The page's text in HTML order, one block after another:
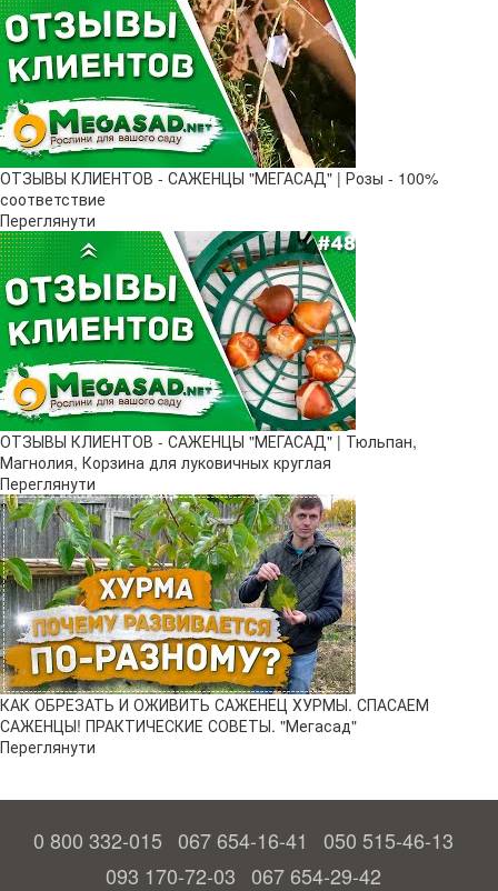
ОТЗЫВЫ КЛИЕНТОВ - САЖЕНЦЫ "МЕГАСАД" | Розы - 100%
соответствие
Переглянути
ОТЗЫВЫ КЛИЕНТОВ - САЖЕНЦЫ "МЕГАСАД" | Тюльпан,
Магнолия, Корзина для луковичных круглая
Переглянути
КАК ОБРЕЗАТЬ И ОЖИВИТЬ САЖЕНЕЦ ХУРМЫ. СПАСАЕМ
САЖЕНЦЫ! ПРАКТИЧЕСКИЕ СОВЕТЫ. "Мегасад"
Переглянути
0 800 332-015 067 654-16-41
050 515-46-13
093 170-72-03 067 654-29-42